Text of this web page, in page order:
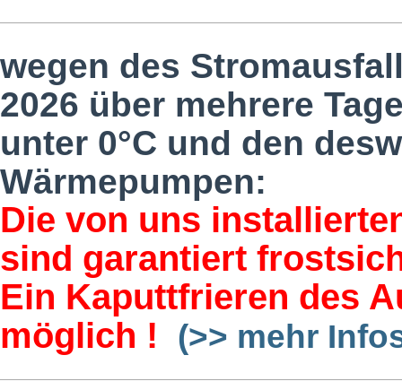
wegen des
2026 über mehrere
unter 0°C und den
Wärmepumpen:
Die von uns
sind garantiert
Ein Kaputtfrieren des
möglich ! (>> mehr